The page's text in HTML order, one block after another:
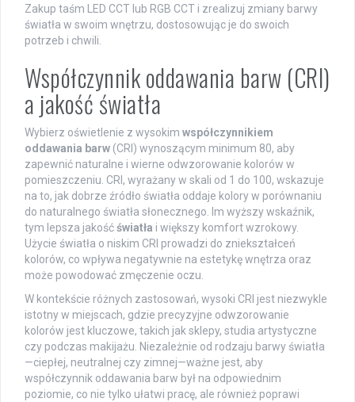
Zakup taśm LED CCT lub RGB CCT i zrealizuj zmiany barwy
światła w swoim wnętrzu, dostosowując je do swoich
potrzeb i chwili.
Współczynnik oddawania barw (CRI)
a jakość światła
Wybierz oświetlenie z wysokim współczynnikiem
oddawania barw (CRI) wynoszącym minimum 80, aby
zapewnić naturalne i wierne odwzorowanie kolorów w
pomieszczeniu. CRI, wyrażany w skali od 1 do 100, wskazuje
na to, jak dobrze źródło światła oddaje kolory w porównaniu
do naturalnego światła słonecznego. Im wyższy wskaźnik,
tym lepsza jakośćświatła i większy komfort wzrokowy.
Użycie światła o niskim CRI prowadzi do zniekształceń
kolorów, co wpływa negatywnie na estetykę wnętrza oraz
może powodować zmęczenie oczu.
W kontekście różnych zastosowań, wysoki CRI jest niezwykle
istotny w miejscach, gdzie precyzyjne odwzorowanie
kolorów jest kluczowe, takich jak sklepy, studia artystyczne
czy podczas makijażu. Niezależnie od rodzaju barwy światła
—ciepłej, neutralnej czy zimnej—ważne jest, aby
współczynnik oddawania barw był na odpowiednim
poziomie, co nie tylko ułatwi pracę, ale również poprawi